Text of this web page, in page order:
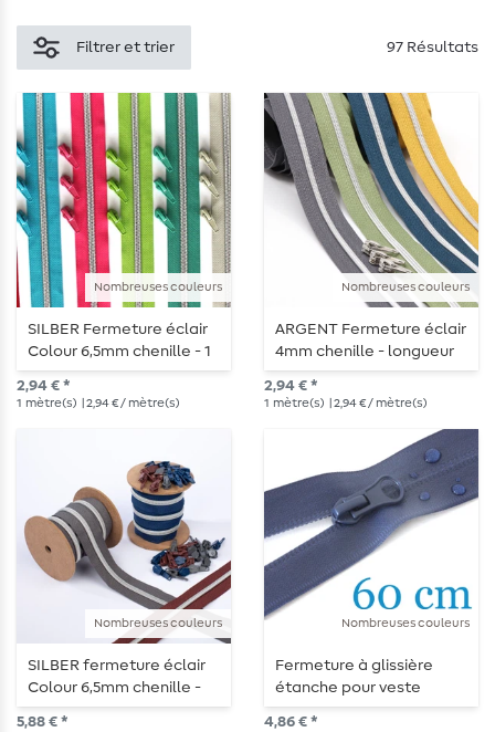
Filtrer et trier 97 Résultats
Nombreuses couleurs
SILBER Fermeture éclair
Colour 6,5mm chenille - 1
mètre de longueur -
métallisée
2,94 € *
1 mètre(s) | 2,94 € / mètre(s)
Nombreuses couleurs
ARGENT Fermeture éclair
4mm chenille - longueur
1m - métallisée
2,94 € *
1 mètre(s) | 2,94 € / mètre(s)
Nombreuses couleurs
SILBER fermeture éclair
Colour 6,5mm chenille -
longueur 3m - métallisée
5,88 € *
Nombreuses couleurs
Fermeture à glissière
étanche pour veste
d'extérieur divisible 60 cm
4,86 € *